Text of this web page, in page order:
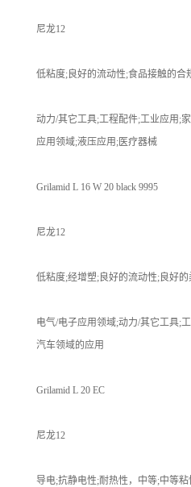
尼龙12
低粘度;良好的流动性;食品接触的合
动力/其它工具;工程配件;工业应用;
应用领域;液压应用;医疗器械
Grilamid L 16 W 20 black 9995
尼龙12
低粘度;经增塑;良好的流动性;良好
电气/电子应用领域;动力/其它工具;
汽车领域的应用
Grilamid L 20 EC
尼龙12
导电;抗静电性;耐热性，中等;中等粘